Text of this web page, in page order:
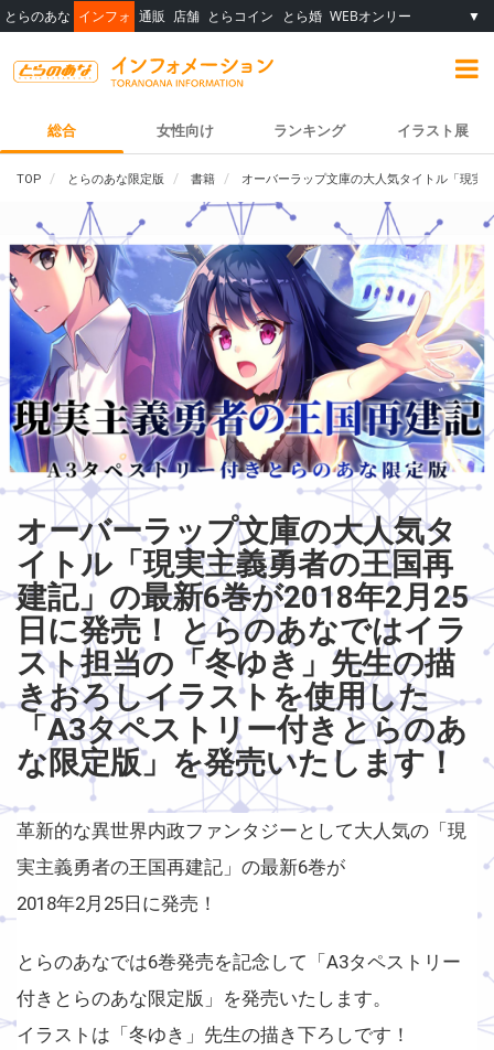
とらのあな インフォ 通販 店舗 とらコイン とら婚 WEBオンリー ▼
総合 女性向け ランキング イラスト展
TOP とらのあな限定版 書籍 オーバーラップ文庫の大人気タイトル「現実
オーバーラップ文庫の大人気タ
イトル「現実主義勇者の王国再
建記」の最新6巻が2018年2月25
日に発売！ とらのあなではイラ
スト担当の「冬ゆき」先生の描
きおろしイラストを使用した
「A3タペストリー付きとらのあ
な限定版」を発売いたします！
革新的な異世界内政ファンタジーとして大人気の「現
実主義勇者の王国再建記」の最新6巻が
2018年2月25日に発売！
とらのあなでは6巻発売を記念して「A3タペストリー
付きとらのあな限定版」を発売いたします。
イラストは「冬ゆき」先生の描き下ろしです！